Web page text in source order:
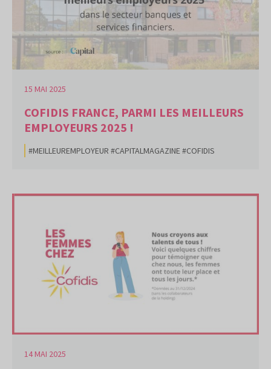
15 MAI 2025
COFIDIS FRANCE, PARMI LES MEILLEURS
EMPLOYEURS 2025 !
#MEILLEUREMPLOYEUR #CAPITALMAGAZINE #COFIDIS
14 MAI 2025